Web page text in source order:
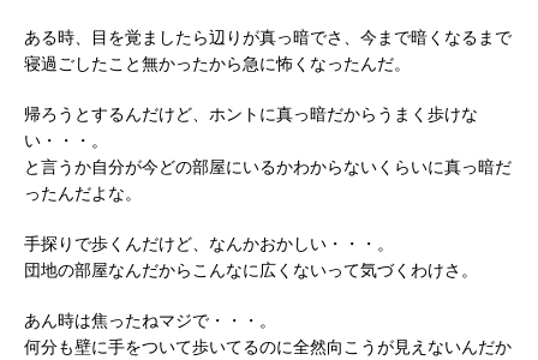
ある時、目を覚ましたら辺りが真っ暗でさ、今まで暗くなるまで
寝過ごしたこと無かったから急に怖くなったんだ。
帰ろうとするんだけど、ホントに真っ暗だからうまく歩けな
い・・・。
と言うか自分が今どの部屋にいるかわからないくらいに真っ暗だ
ったんだよな。
手探りで歩くんだけど、なんかおかしい・・・。
団地の部屋なんだからこんなに広くないって気づくわけさ。
あん時は焦ったねマジで・・・。
何分も壁に手をついて歩いてるのに全然向こうが見えないんだか